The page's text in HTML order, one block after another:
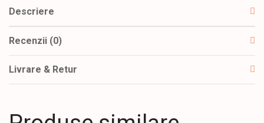
Descriere
Recenzii (0)
Livrare & Retur